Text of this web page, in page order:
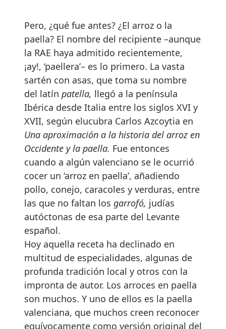
Pero, ¿qué fue antes? ¿El arroz o la
paella? El nombre del recipiente –aunque
la RAE haya admitido recientemente,
¡ay!, ‘paellera’– es lo primero. La vasta
sartén con asas, que toma su nombre
del latín patella, llegó a la península
Ibérica desde Italia entre los siglos XVI y
XVII, según elucubra Carlos Azcoytia en
Una aproximación a la historia del arroz en
Occidente y la paella. Fue entonces
cuando a algún valenciano se le ocurrió
cocer un ‘arroz en paella’, añadiendo
pollo, conejo, caracoles y verduras, entre
las que no faltan los garrofó, judías
autóctonas de esa parte del Levante
español.
Hoy aquella receta ha declinado en
multitud de especialidades, algunas de
profunda tradición local y otros con la
impronta de autor. Los arroces en paella
son muchos. Y uno de ellos es la paella
valenciana, que muchos creen reconocer
equívocamente como versión original del